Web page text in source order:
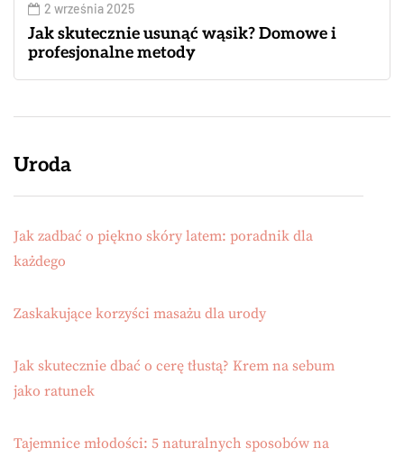
2 września 2025
Jak skutecznie usunąć wąsik? Domowe i
profesjonalne metody
Uroda
Jak zadbać o piękno skóry latem: poradnik dla
każdego
Zaskakujące korzyści masażu dla urody
Jak skutecznie dbać o cerę tłustą? Krem na sebum
jako ratunek
Tajemnice młodości: 5 naturalnych sposobów na